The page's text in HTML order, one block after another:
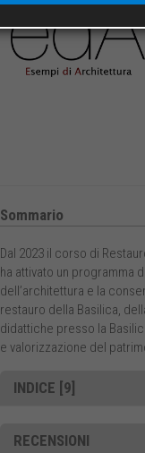
Sommario
Dal 2023 il corso di
ha attivato un programma
dell’architettura e la
restauro della Basilica,
didattiche presso la
e valorizzazione del
INDICE [9]
RECENSIONI